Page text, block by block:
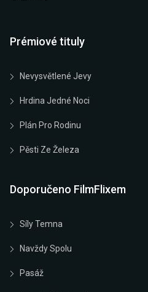
Prémiové tituly
Nevysvětlené Jevy
Hrdina Jedné Noci
Plán Pro Rodinu
Pěsti Ze Železa
Doporučeno FilmFlixem
Síly Temna
Navždy Spolu
Pasáž